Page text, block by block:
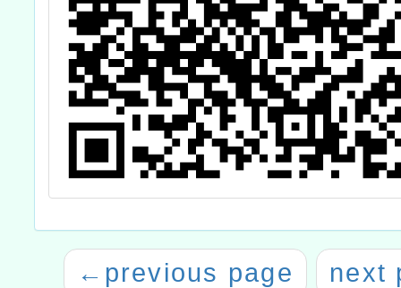
← previous page next